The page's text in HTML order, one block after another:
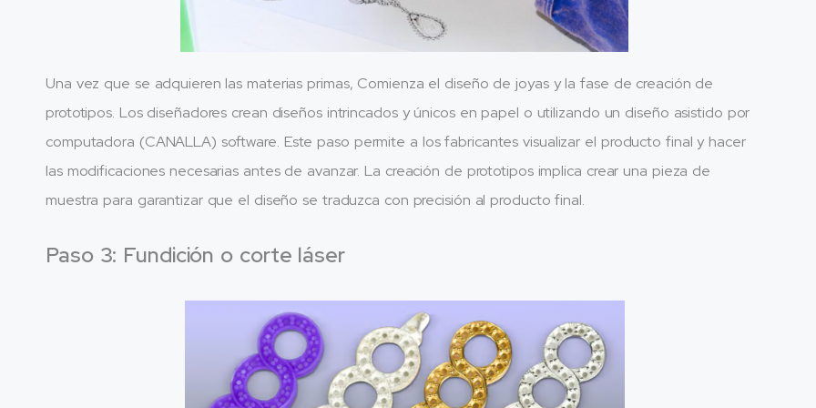
Una vez que se adquieren las materias primas, Comienza el diseño de joyas y la fase de creación de
prototipos. Los diseñadores crean diseños intrincados y únicos en papel o utilizando un diseño asistido por
computadora (CANALLA) software. Este paso permite a los fabricantes visualizar el producto final y hacer
las modificaciones necesarias antes de avanzar. La creación de prototipos implica crear una pieza de
muestra para garantizar que el diseño se traduzca con precisión al producto final.
Paso 3: Fundición o corte láser